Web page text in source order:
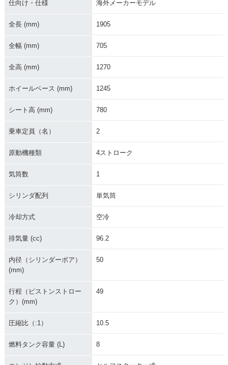
仕向け・仕様 海外メーカーモデル
全長 (mm) 1905
全幅 (mm) 705
全高 (mm) 1270
ホイールベース (mm) 1245
シート高 (mm) 780
乗車定員（名） 2
原動機種類 4ストローク
気筒数 1
シリンダ配列 単気筒
冷却方式 空冷
排気量 (cc) 96.2
内径（シリンダーボア）
(mm)
50
行程（ピストンストロー
ク）(mm)
49
圧縮比（:1） 10.5
燃料タンク容量 (L) 8